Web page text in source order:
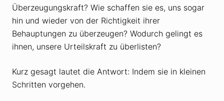
Überzeugungskraft? Wie schaffen sie es, uns sogar
hin und wieder von der Richtigkeit ihrer
Behauptungen zu überzeugen? Wodurch gelingt es
ihnen, unsere Urteilskraft zu überlisten?
Kurz gesagt lautet die Antwort: Indem sie in kleinen
Schritten vorgehen.